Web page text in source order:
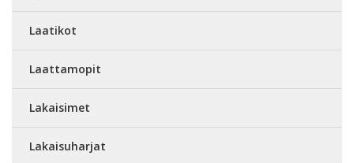
Laatikot
Laattamopit
Lakaisimet
Lakaisuharjat